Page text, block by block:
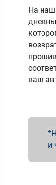
На
ваш
и